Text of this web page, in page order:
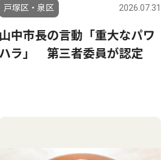
戸塚区・泉区 2026.07.31
山中市長の言動「重大なパワ
ハラ」 第三者委員が認定